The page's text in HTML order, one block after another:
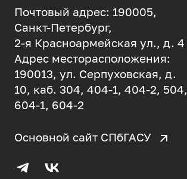
Почтовый адрес: 190005,
Санкт-Петербург,
2-я Красноармейская ул., д. 4
Адрес месторасположения:
190013, ул. Серпуховская, д.
10, каб. 304, 404-1, 404-2, 504,
604-1, 604-2
Основной сайт СПбГАСУ